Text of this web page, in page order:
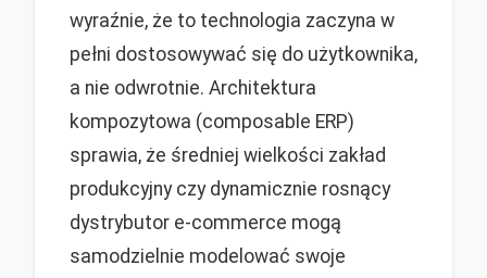
wyraźnie, że to technologia zaczyna w
pełni dostosowywać się do użytkownika,
a nie odwrotnie. Architektura
kompozytowa (composable ERP)
sprawia, że średniej wielkości zakład
produkcyjny czy dynamicznie rosnący
dystrybutor e-commerce mogą
samodzielnie modelować swoje